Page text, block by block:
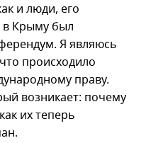
и люди, его
Крыму был
Я являюсь
происходило
праву.
возникает: почему
их теперь